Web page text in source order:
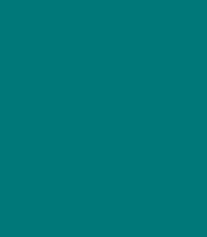
Facebook-f
Instagram
tab Linkedin-in
tab Bluesky